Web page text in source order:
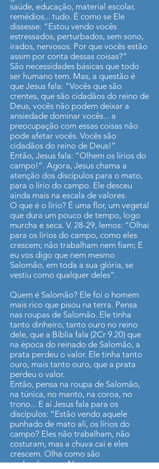
saúde, educação, material escolar,
remédios... tudo. É como se Ele
dissesse: “Estou vendo vocês
estressados, perturbados, sem sono,
irados, nervosos. Por que vocês estão
assim por conta dessas coisas?”
São necessidades básicas que todo
ser humano tem. Mas, a questão é
que Jesus fala: “Vocês que são
crentes, que são cidadãos do reino de
Deus, vocês não podem deixar a
ansiedade dominar vocês... a
preocupação com essas coisas não
pode afetar vocês. Vocês são
cidadãos do reino de Deus!”
Então, Jesus fala: “Olhem os lírios do
campo!”. Agora, Jesus chama a
atenção dos discípulos para o mato,
para o lírio do campo. Ele desceu
ainda mais na escala de valores.
O que é o lírio? É uma flor, um vegetal
que dura um pouco de tempo, logo
murcha e seca. V. 28-29, lemos: “Olhai
para os lírios do campo, como eles
crescem; não trabalham nem fiam; E
eu vos digo que nem mesmo
Salomão, em toda a sua glória, se
vestiu como qualquer deles”.
Quem é Salomão? Ele foi o homem
mais rico que pisou na terra. Pensa
nas roupas de Salomão. Ele tinha
tanto dinheiro, tanto ouro no reino
dele, que a Bíblia fala (2Cr 9.20) que
na época do reinado de Salomão, a
prata perdeu o valor. Ele tinha tanto
ouro, mais tanto ouro, que a prata
perdeu o valor.
Então, pensa na roupa de Salomão,
na túnica, no manto, na coroa, no
trono... E aí Jesus fala para os
discípulos: “Estão vendo aquele
punhado de mato ali, os lírios do
campo? Eles não trabalham, não
costuram, mas a chuva cai e eles
crescem. Olha como são
esplendorosos. Nem mesmo